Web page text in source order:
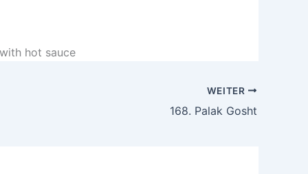
hot sauce
WEITER
168. Palak Gosht